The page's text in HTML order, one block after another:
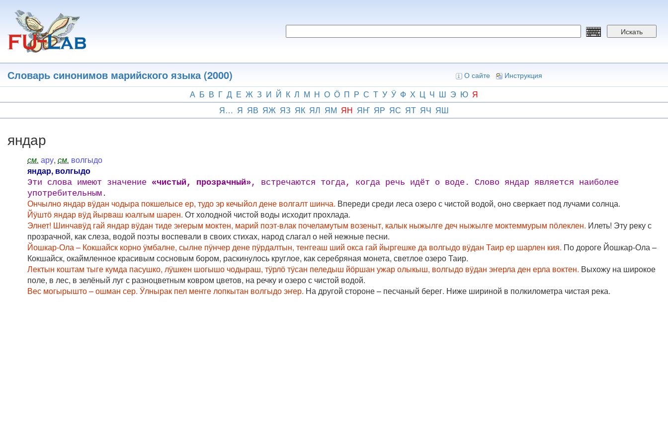
основному
содержанию
Искать
Словарь синонимов марийского языка (2000) О сайте Инструкция
А Б В Г Д Е Ж З И Й К Л М Н О Ӧ П Р С Т У Ӱ Ф Х Ц Ч Ш Э Ю Я
Я… Я ЯВ ЯЖ ЯЗ ЯК ЯЛ ЯМ ЯН ЯҤ ЯР ЯС ЯТ ЯЧ ЯШ
яндар
см. ару, см. волгыдо
яндар, волгыдо
Эти слова имеют значение «чистый, прозрачный» , встречаются тогда, когда речь идёт о воде. Слово яндар является наиболее
употребительным.
Ончылно яндар вӱдан чодыра покшелысе ер, тудо эр кечыйол дене волгалт шинча. Впереди среди леса озеро с чистой водой, оно сверкает под лучами солнца.
Йӱштӧ яндар вӱд йырваш юалгым шарен. От холодной чистой воды исходит прохлада.
Элнет! Шинчавӱд гай яндар вӱдан тиде эҥерым моктен, марий поэт-влак почеламутым возеныт, калык ныжылге деч ныжылге моктеммурым пӧлеклен. Илеть! Эту реку с
прозрачной, как слеза, водой поэты воспевали в своих стихах, народ слагал о ней нежные песни.
Йошкар-Ола – Кокшайск корно ӱмбалне, сылне пӱнчер дене пӱрдалтын, теҥгеаш ший окса гай йыргешке да волгыдо вӱдан Таир ер шарлен кия. По дороге Йошкар-Ола –
Кокшайск, окаймленное красивым сосновым бором, раскинулось круглое, как серебряная монета, светлое озеро Таир.
Лектын коштам тыге кумда пасушко, лӱшкен шогышо чодыраш, тӱрлӧ тӱсан пеледыш йӧршан ужар олыкыш, волгыдо вӱдан эҥерла ден ерла воктен. Выхожу на широкое
поле, в лес, в зелёный луг с разноцветным ковром цветов, на речку и озеро с чистой водой.
Вес могырышто – ошман сер. Ӱлнырак пел меҥге лопкытан волгыдо эҥер. На другой стороне – песчаный берег. Ниже шириной в полкилометра чистая река.